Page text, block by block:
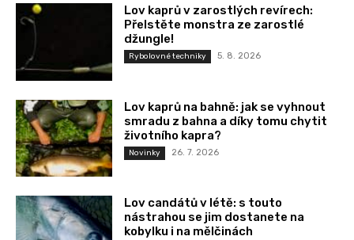
Lov kaprů v zarostlých revírech:
Přelstěte monstra ze zarostlé
džungle!
Rybolovné techniky 5. 8. 2026
Lov kaprů na bahně: jak se vyhnout
smradu z bahna a díky tomu chytit
životního kapra?
Novinky 26. 7. 2026
Lov candátů v létě: s touto
nástrahou se jim dostanete na
kobylku i na mělčinách